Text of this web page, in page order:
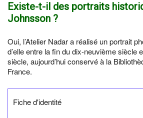
Existe-t-il des portraits
Johnsson ?
Oui, l’Atelier Nadar a réalisé un portrait
d’elle entre la fin du dix-neuvième siècle
siècle, aujourd’hui conservé à la
France.
Fiche d'identité